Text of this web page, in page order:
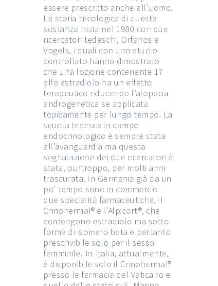
essere prescritto anche all’uomo.
La storia tricologica di questa
sostanza inizia nel 1980 con due
ricercatori tedeschi, Orfanos e
Vogels, i quali con uno studio
controllato hanno dimostrato
che una lozione contenente 17
alfa estradiolo ha un effetto
terapeutico riducendo l’alopecia
androgenetica se applicata
topicamente per lungo tempo. La
scuola tedesca in campo
endocrinologico è sempre stata
all’avanguardia ma questa
segnalazione dei due ricercatori è
stata, purtroppo, per molti anni
trascurata. In Germania già da un
po’ tempo sono in commercio
due specialità farmaceutiche, il
Crinohermal® e l’Alpicort®, che
contengono estradiolo ma sotto
forma di isomero beta e pertanto
prescrivibile solo per il sesso
femminile. In Italia, attualmente,
è disponibile solo il Crinohermal®
presso le farmacia del Vaticano e